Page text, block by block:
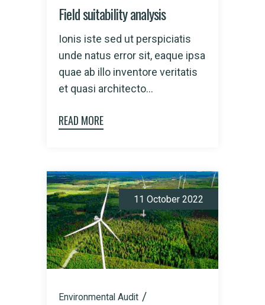
Field suitability analysis
Ionis iste sed ut perspiciatis
unde natus error sit, eaque ipsa
quae ab illo inventore veritatis
et quasi architecto...
READ MORE
11 October 2022
Environmental Audit